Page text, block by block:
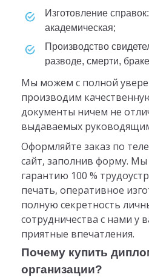
изготовление справок: медицинская,
академическая;
производство свидетельств о рождении,
разводе, смерти,
Мы можем с полной
производим
документы ничем не
выдаваемых
Оформляйте заказ по
сайт, заполнив форму.
гарантию 100 %
печать, оперативное
полную секретность
сотрудничества с нами у
приятные впечатления.
Почему купить
организации?